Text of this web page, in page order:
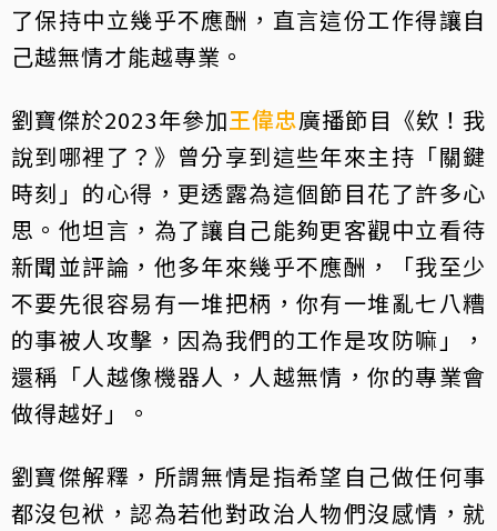
了保持中立幾乎不應酬，直言這份工作得讓自
己越無情才能越專業。
劉寶傑於2023年參加王偉忠廣播節目《欸！我
說到哪裡了？》曾分享到這些年來主持「關鍵
時刻」的心得，更透露為這個節目花了許多心
思。他坦言，為了讓自己能夠更客觀中立看待
新聞並評論，他多年來幾乎不應酬，「我至少
不要先很容易有一堆把柄，你有一堆亂七八糟
的事被人攻擊，因為我們的工作是攻防嘛」，
還稱「人越像機器人，人越無情，你的專業會
做得越好」。
劉寶傑解釋，所謂無情是指希望自己做任何事
都沒包袱，認為若他對政治人物們沒感情，就